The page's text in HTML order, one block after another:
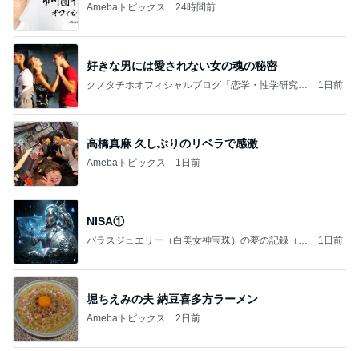
Amebaトピックス 24時間前
好きな男には愛されない女の魂の秘密
クノタチホオフィシャルブログ「恋学・性学研究
1日前
高橋真麻 久しぶりのリベラで感激
Amebaトピックス 1日前
NISA①
パラスジュエリー（白美女神宝珠）の夢の記録（続
1日前
堀ちえみの夫 納豆喜多方ラーメン
Amebaトピックス 2日前